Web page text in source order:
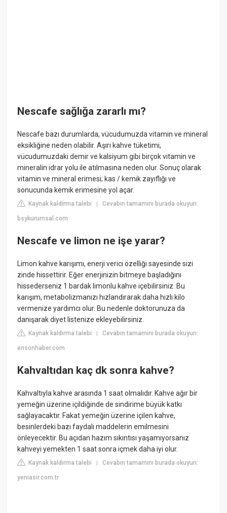
Nescafe sağlığa zararlı mı?
Nescafe bazı durumlarda, vücudumuzda vitamin ve mineral
eksikliğine neden olabilir. Aşırı kahve tüketimi,
vücudumuzdaki demir ve kalsiyum gibi birçok vitamin ve
mineralin idrar yolu ile atılmasına neden olur. Sonuç olarak
vitamin ve mineral erimesi; kas / kemik zayıflığı ve
sonucunda kemik erimesine yol açar.
Kaynak kaldırma talebi |Cevabın tamamını burada okuyun:
bsykurumsal.com
Nescafe ve limon ne işe yarar?
Limon kahve karışımı, enerji verici özelliği sayesinde sizi
zinde hissettirir. Eğer enerjinizin bitmeye başladığını
hissederseniz 1 bardak limonlu kahve içebilirsiniz. Bu
karışım, metabolizmanızı hızlandırarak daha hızlı kilo
vermenize yardımcı olur. Bu nedenle doktorunuza da
danışarak diyet listenize ekleyebilirsiniz.
Kaynak kaldırma talebi |Cevabın tamamını burada okuyun:
ensonhaber.com
Kahvaltıdan kaç dk sonra kahve?
Kahvaltıyla kahve arasında 1 saat olmalıdır. Kahve ağır bir
yemeğin üzerine içildiğinde de sindirime büyük katkı
sağlayacaktır. Fakat yemeğin üzerine içilen kahve,
besinlerdeki bazı faydalı maddelerin emilmesini
önleyecektir. Bu açıdan hazım sıkıntısı yaşamıyorsanız
kahveyi yemekten 1 saat sonra içmek daha iyi olur.
Kaynak kaldırma talebi |Cevabın tamamını burada okuyun:
yeniasir.com.tr